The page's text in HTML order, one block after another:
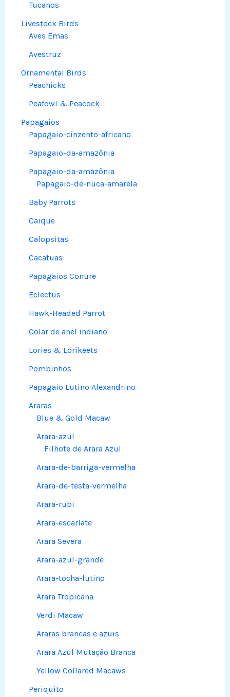
Tucanos
Livestock Birds
Aves Emas
Avestruz
Ornamental Birds
Peachicks
Peafowl & Peacock
Papagaios
Papagaio-cinzento-africano
Papagaio-da-amazônia
Papagaio-da-amazônia
Papagaio-de-nuca-amarela
Baby Parrots
Caique
Calopsitas
Cacatuas
Papagaios Conure
Eclectus
Hawk-Headed Parrot
Colar de anel indiano
Lories & Lorikeets
Pombinhos
Papagaio Lutino Alexandrino
Araras
Blue & Gold Macaw
Arara-azul
Filhote de Arara Azul
Arara-de-barriga-vermelha
Arara-de-testa-vermelha
Arara-rubi
Arara-escarlate
Arara Severa
Arara-azul-grande
Arara-tocha-lutino
Arara Tropicana
Verdi Macaw
Araras brancas e azuis
Arara Azul Mutação Branca
Yellow Collared Macaws
Periquito